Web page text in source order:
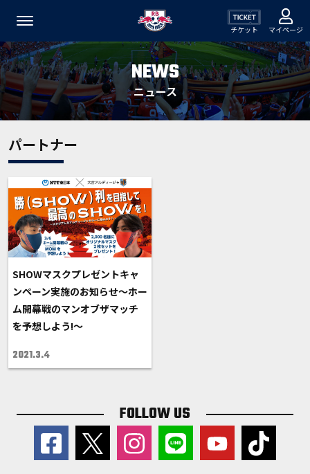
チケット マイページ
NEWS
ニュース
パートナー
SHOWマスクプレゼントキャ
ンペーン実施のお知らせ～ホー
ム開幕戦のマンオブザマッチ
を予想しよう!～
2021.3.4
FOLLOW US